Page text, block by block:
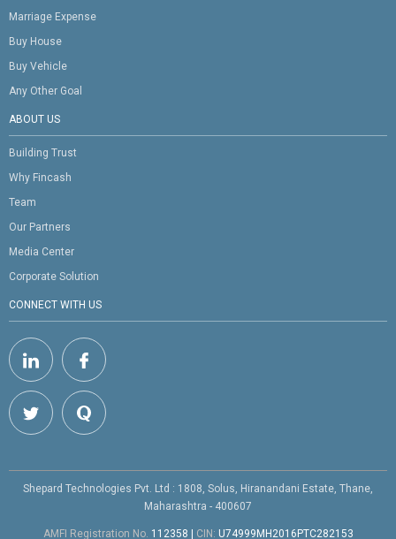
Marriage Expense
Buy House
Buy Vehicle
Any Other Goal
ABOUT US
Building Trust
Why Fincash
Team
Our Partners
Media Center
Corporate Solution
CONNECT WITH US
Shepard Technologies Pvt. Ltd : 1808, Solus, Hiranandani Estate, Thane,
Maharashtra - 400607
AMFI Registration No. 112358 CIN: U74999MH2016PTC282153